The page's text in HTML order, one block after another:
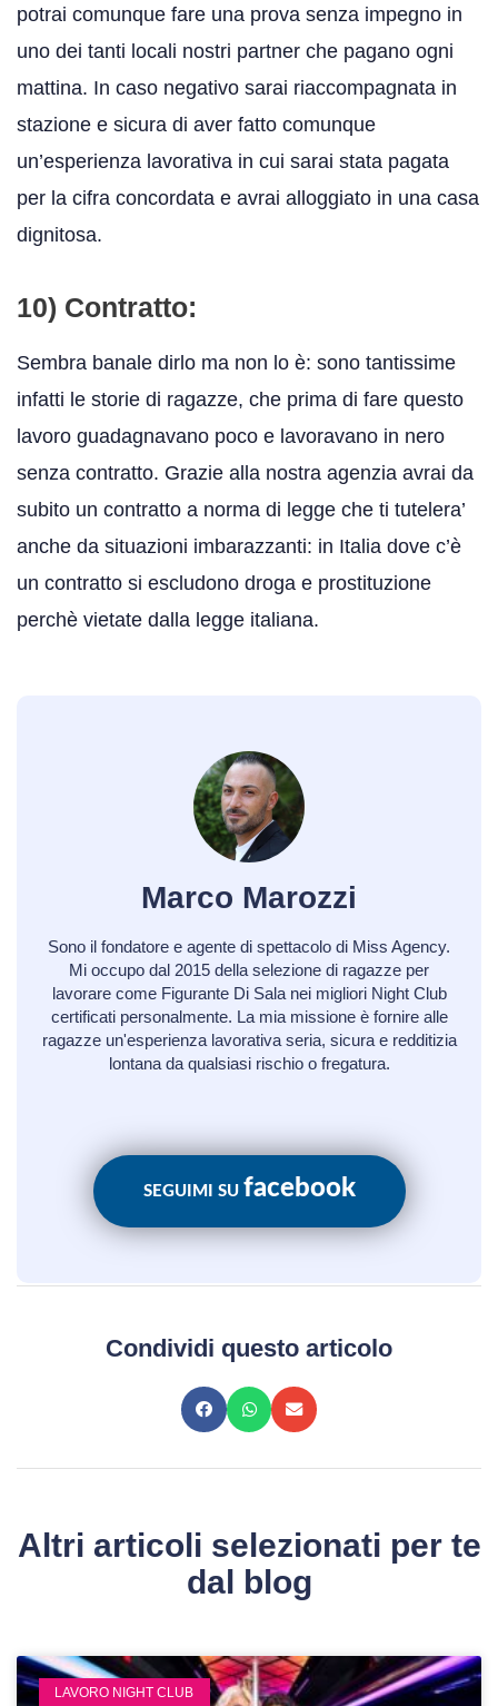
potrai comunque fare una prova senza impegno in
uno dei tanti locali nostri partner che pagano ogni
mattina. In caso negativo sarai riaccompagnata in
stazione e sicura di aver fatto comunque
un’esperienza lavorativa in cui sarai stata pagata
per la cifra concordata e avrai alloggiato in una casa
dignitosa.
10) Contratto:
Sembra banale dirlo ma non lo è: sono tantissime
infatti le storie di ragazze, che prima di fare questo
lavoro guadagnavano poco e lavoravano in nero
senza contratto. Grazie alla nostra agenzia avrai da
subito un contratto a norma di legge che ti tutelera’
anche da situazioni imbarazzanti: in Italia dove c’è
un contratto si escludono droga e prostituzione
perchè vietate dalla legge italiana.
Marco Marozzi
Sono il fondatore e agente di spettacolo di Miss Agency.
Mi occupo dal 2015 della selezione di ragazze per
lavorare come Figurante Di Sala nei migliori Night Club
certificati personalmente. La mia missione è fornire alle
ragazze un'esperienza lavorativa seria, sicura e redditizia
lontana da qualsiasi rischio o fregatura.
SEGUIMI SU facebook
Condividi questo articolo
Altri articoli selezionati per te
dal blog
LAVORO NIGHT CLUB